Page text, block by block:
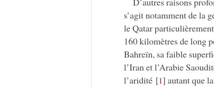
s’agit notamment de la
le Qatar
160 kilomètres de long
Bahreïn, sa faible
l’Iran et l’Arabie
l’aridité[1] autant que